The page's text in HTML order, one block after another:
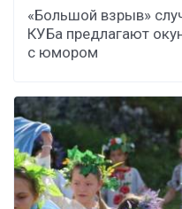
«Большой взрыв»
КУБа предлагают
с юмором